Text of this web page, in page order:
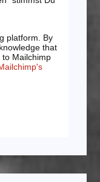
platform. By
that
Mailchimp